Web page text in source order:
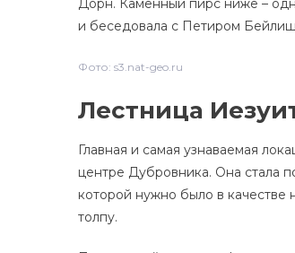
Дорн. Каменный пирс ниже –
и беседовала с Петиром
Фото: s3.nat-geo.ru
Лестница
Главная и самая узнаваемая
центре Дубровника. Она стала
которой нужно было в качестве
толпу.